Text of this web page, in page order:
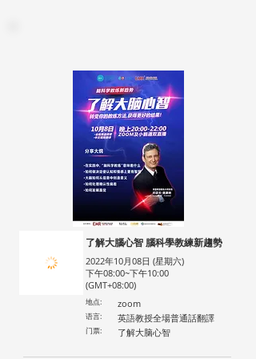
了解大腦心智 腦科學教練新趨勢
2022年10月08日 (星期六)
下午08:00~下午10:00
(GMT+08:00)
地点: zoom
语言: 英語教授全場普通話翻譯
门票: 了解大脑心智